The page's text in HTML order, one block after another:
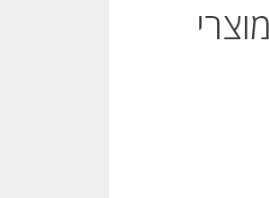
למוצרי